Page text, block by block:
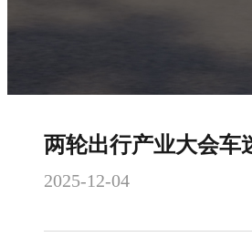
两轮出行产业大会车
2025-12-04